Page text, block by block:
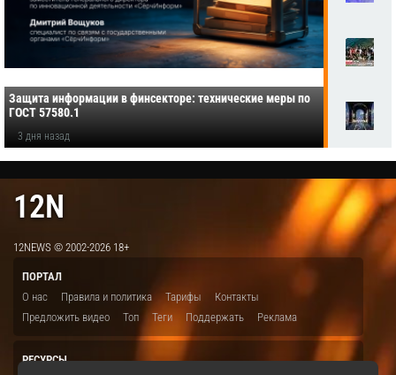
Защита информации в финсекторе: технические меры по
ГОСТ 57580.1
3 дня назад
12N
12NEWS © 2002-2026 18+
ПОРТАЛ
О нас
Правила и политика Тарифы
Контакты
Предложить видео
Топ Теги Поддержать Реклама
РЕСУРСЫ